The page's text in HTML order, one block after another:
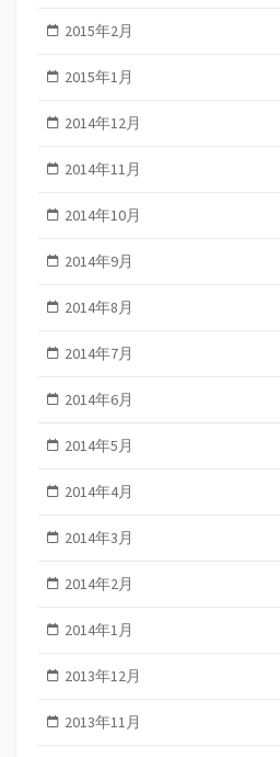
2015年2月
2015年1月
2014年12月
2014年11月
2014年10月
2014年9月
2014年8月
2014年7月
2014年6月
2014年5月
2014年4月
2014年3月
2014年2月
2014年1月
2013年12月
2013年11月